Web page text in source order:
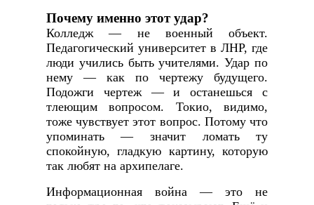
Почему именно этот удар?
Колледж — не военный объект.
Педагогический университет в ЛНР, где
люди учились быть учителями. Удар по
нему — как по чертежу будущего.
Подожги чертеж — и останешься с
тлеющим вопросом. Токио, видимо,
тоже чувствует этот вопрос. Потому что
упоминать — значит ломать ту
спокойную, гладкую картину, которую
так любят на архипелаге.
Информационная война — это не